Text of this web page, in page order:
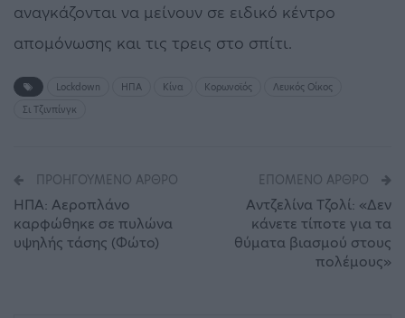
αναγκάζονται να μείνουν σε ειδικό κέντρο
απομόνωσης και τις τρεις στο σπίτι.
Lockdown ΗΠΑ Κίνα Κορωνοϊός
Λευκός Οίκος
Σι Τζινπίνγκ
ΠΡΟΗΓΟΎΜΕΝΟ ΆΡΘΡΟ
ΗΠΑ: Αεροπλάνο
καρφώθηκε σε πυλώνα
υψηλής τάσης (Φώτο)
ΕΠΌΜΕΝΟ ΆΡΘΡΟ
Αντζελίνα Τζολί: «Δεν
κάνετε τίποτε για τα
θύματα βιασμού στους
πολέμους»